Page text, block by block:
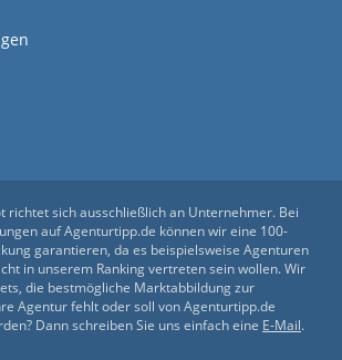
kompetente
Website für mich
mit der ich sehr…
richtet sich ausschließlich an Unternehmer. Bei
auf Agenturtipp.de können wir eine 100-
garantieren, da es beispielsweise Agenturen
in unserem Ranking vertreten sein wollen. Wir
die bestmögliche Marktabbildung zur
Agentur fehlt oder soll von Agenturtipp.de
Dann schreiben Sie uns einfach eine E-Mail.